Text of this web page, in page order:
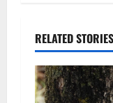
RELATED STORIES